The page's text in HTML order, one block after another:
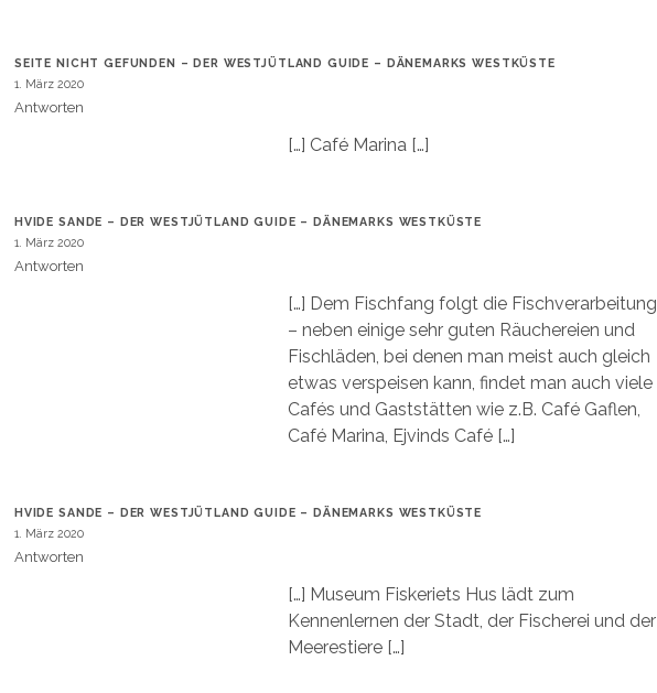
SEITE NICHT GEFUNDEN – DER WESTJÜTLAND GUIDE – DÄNEMARKS WESTKÜSTE
1. März 2020
Antworten
[…] Café Marina […]
HVIDE SANDE – DER WESTJÜTLAND GUIDE – DÄNEMARKS WESTKÜSTE
1. März 2020
Antworten
[…] Dem Fischfang folgt die Fischverarbeitung
– neben einige sehr guten Räuchereien und
Fischläden, bei denen man meist auch gleich
etwas verspeisen kann, findet man auch viele
Cafés und Gaststätten wie z.B. Café Gaflen,
Café Marina, Ejvinds Café […]
HVIDE SANDE – DER WESTJÜTLAND GUIDE – DÄNEMARKS WESTKÜSTE
1. März 2020
Antworten
[…] Museum Fiskeriets Hus lädt zum
Kennenlernen der Stadt, der Fischerei und der
Meerestiere […]